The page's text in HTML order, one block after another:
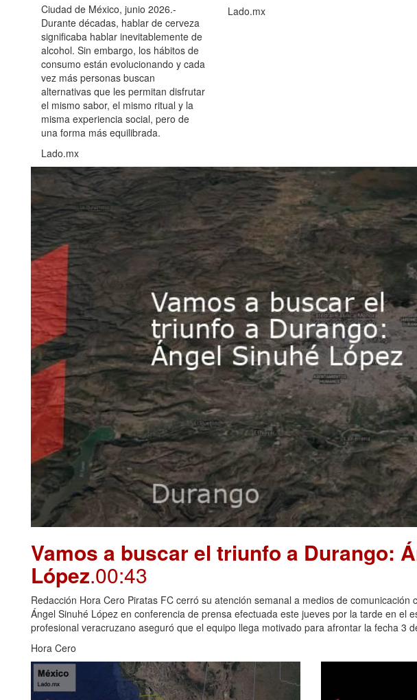
Ciudad de México, junio 2026.-
Durante décadas, hablar de cerveza
significaba hablar inevitablemente de
alcohol. Sin embargo, los hábitos de
consumo están evolucionando y cada
vez más personas buscan
alternativas que les permitan disfrutar
el mismo sabor, el mismo ritual y la
misma experiencia social, pero de
una forma más equilibrada.
Lado.mx
Lado.mx
Vamos a buscar el triunfo a Durango:
López.00:43
Redacción Hora Cero Piratas FC cerró su atención semanal a medios de comunicación
Ángel Sinuhé López en conferencia de prensa efectuada este jueves por la tarde en el
profesional veracruzano aseguró que el equipo llega motivado para afrontar la fecha 3
Hora Cero